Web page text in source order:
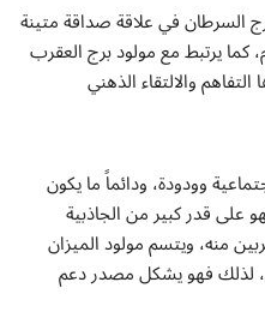
السرطان في علاقة صداقة متينة
كما يرتبط مع مولود برج العقرب
والالتقاء الذهني
وودودة، ودائماً ما يكون
على قدر كبير من الجاذبية
منه، ويتسم مولود الميزان
لذلك فهو يشكل مصدر دعم